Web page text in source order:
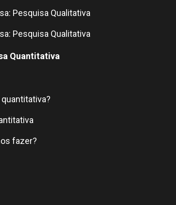
Pesquisa Qualitativa
Pesquisa Qualitativa
Quantitativa
fazer?